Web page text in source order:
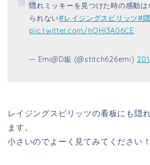
隠れミッキーを見つけた時の感動は
られない#レイジングスピリッツ#
pic.twitter.com/hQHl3A06CE
— Emi@D垢 (@stitch626emi)
レイジングスピリッツの看板にも隠
ます。
小さいのでよーく見てみてください！